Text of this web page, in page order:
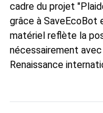
cadre du projet
grâce à SaveEcoBot
matériel reflète la
nécessairement
Renaissance